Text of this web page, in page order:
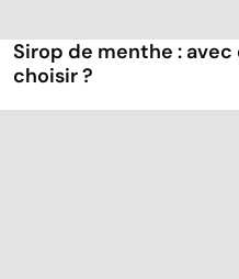
Sirop de menthe :
choisir ?